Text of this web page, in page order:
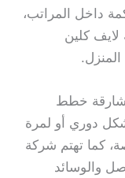
داخل المراتب،
لايف كلين
خطط
دوري أو لمرة
كما تهتم شركة
والوسائد